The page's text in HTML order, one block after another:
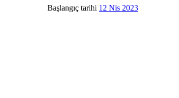
Başlangıç tarihi 12 Nis 2023